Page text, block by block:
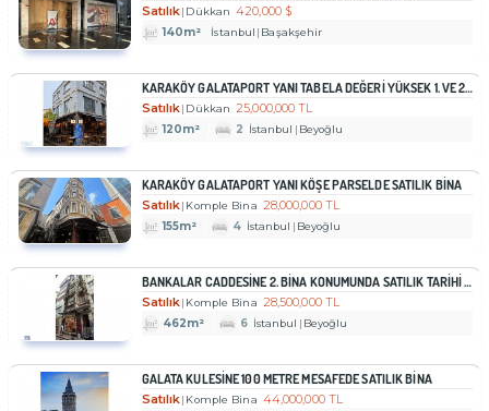
Satılık Dükkan 420,000 $
140m² İstanbul Başakşehir
KARAKÖY GALATAPORT YANI TABELA DEĞERİ YÜKSEK 1. VE 2.KAT İŞYERİ
Satılık Dükkan 25,000,000 TL
120m² 2 İstanbul Beyoğlu
KARAKÖY GALATAPORT YANI KÖŞE PARSELDE SATILIK BİNA
Satılık Komple Bina 28,000,000 TL
155m² 4 İstanbul Beyoğlu
BANKALAR CADDESİNE 2. BİNA KONUMUNDA SATILIK TARİHİ BİNA
Satılık Komple Bina 28,500,000 TL
462m² 6 İstanbul Beyoğlu
GALATA KULESİNE 100 METRE MESAFEDE SATILIK BİNA
Satılık Komple Bina 44,000,000 TL